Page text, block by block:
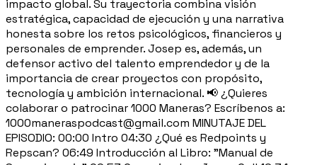
impacto global. Su trayectoria combina visión
estratégica, capacidad de ejecución y una narrativa
honesta sobre los retos psicológicos, financieros y
personales de emprender. Josep es, además, un
defensor activo del talento emprendedor y de la
importancia de crear proyectos con propósito,
tecnología y ambición internacional. 📢 ¿Quieres
colaborar o patrocinar 1000 Maneras? Escríbenos a:
1000maneraspodcast@gmail.com MINUTAJE DEL
EPISODIO: 00:00 Intro 04:30 ¿Qué es Redpoints y
Repscan? 06:49 Introducción al Libro: "Manual de